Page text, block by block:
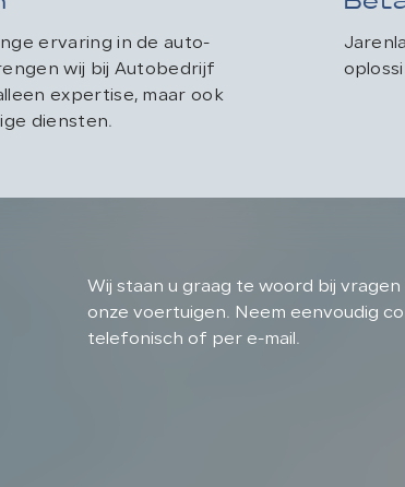
ervaring in de auto-
wij bij Autobedrijf
expertise, maar ook
diensten.
Wij staan u graag te woord bij
onze voertuigen. Neem eenvoudig
telefonisch of per e-mail.